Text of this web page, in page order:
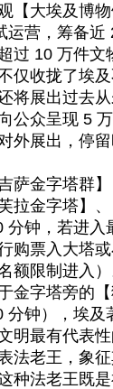
【大埃及博
运营，筹备
过 10 万件文
仅收拢了埃
将展出过去
公众呈现 5
外展出，停留
萨金字塔群
拉金字塔】、
分钟，若进
购票入大塔
额限制进入）
金字塔旁的
分钟），埃及
明最有代表
法老王，象
种法老王既